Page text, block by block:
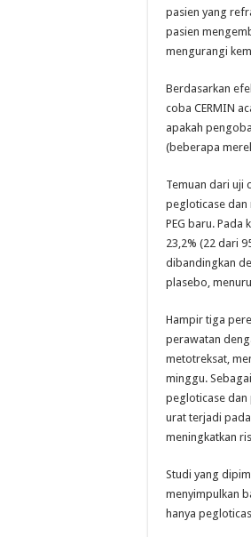
pasien yang
pasien
mengurangi
Berdasarkan
coba CERMIN
apakah
(beberapa
Temuan dari uji
pegloticase dan
PEG baru.
23,2% (22 dari
dibandingkan
plasebo,
Hampir tiga
perawatan
metotreksat,
minggu.
pegloticase dan
urat terjadi
meningkatkan
Studi yang
menyimpulkan
hanya